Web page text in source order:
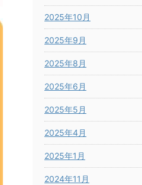
2025年10月
2025年9月
2025年8月
2025年6月
2025年5月
2025年4月
2025年1月
2024年11月